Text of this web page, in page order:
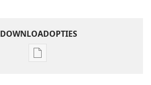
DOWNLOADOPTIES
Downloadopties